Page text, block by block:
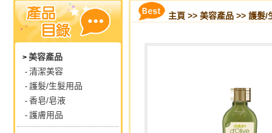
> 美容產品
- 清潔美容
- 護髮/生髮用品
- 香皂/皂液
- 護膚用品
主頁 >> 美容產品 >> 護髮/